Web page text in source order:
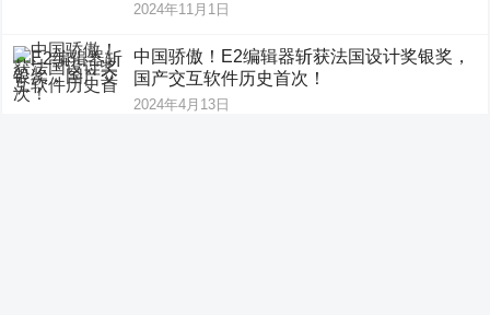
2024年11月1日
中国骄傲！E2编辑器斩获法国设计奖银奖，
国产交互软件历史首次！
2024年4月13日